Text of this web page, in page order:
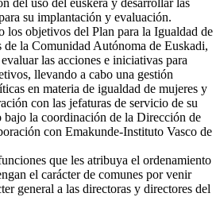
del uso del euskera y desarrollar las
su implantación y evaluación.
los objetivos del Plan para la Igualdad de
la Comunidad Autónoma de Euskadi,
las acciones e iniciativas para
llevando a cabo una gestión
en materia de igualdad de mujeres y
con las jefaturas de servicio de su
la coordinación de la Dirección de
con Emakunde-Instituto Vasco de
que les atribuya el ordenamiento
el carácter de comunes por venir
general a las directoras y directores del